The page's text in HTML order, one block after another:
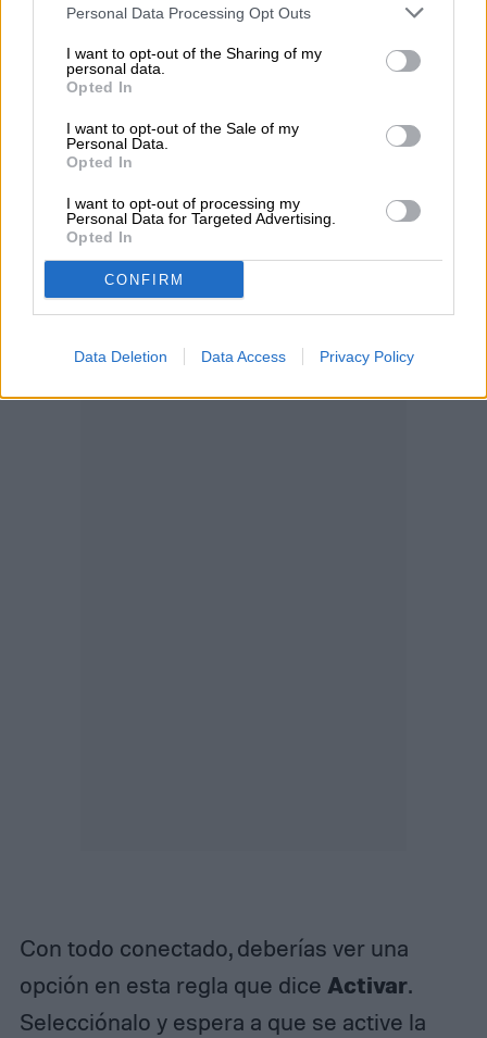
Personal Data Processing Opt Outs
I want to opt-out of the Sharing of my
personal data.
Opted In
I want to opt-out of the Sale of my
Personal Data.
Opted In
I want to opt-out of processing my
Personal Data for Targeted Advertising.
Opted In
CONFIRM
Data Deletion Data Access Privacy Policy
manera o no puedes seguir el enlace de
inmediato, la ID del applet para esta regla
478848
Con todo conectado, deberías ver una
opción en esta regla que dice Activar.
Selecciónalo y espera a que se active la